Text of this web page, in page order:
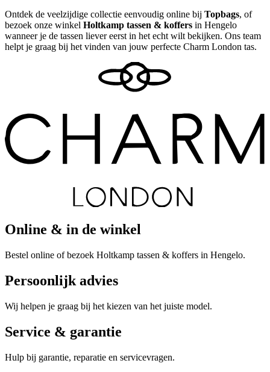
Ontdek de veelzijdige collectie eenvoudig online bij Topbags, of
bezoek onze winkel Holtkamp tassen & koffers in Hengelo
wanneer je de tassen liever eerst in het echt wilt bekijken. Ons team
helpt je graag bij het vinden van jouw perfecte Charm London tas.
Online & in de winkel
Bestel online of bezoek Holtkamp tassen & koffers in Hengelo.
Persoonlijk advies
Wij helpen je graag bij het kiezen van het juiste model.
Service & garantie
Hulp bij garantie, reparatie en servicevragen.